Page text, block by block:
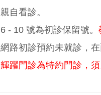
親自看診。
6 - 10 號為初診保留號。
網路初診預約未就診，
輝躍門診為特約門診，須